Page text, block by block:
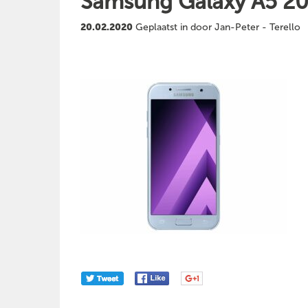
20.02.2020 Geplaatst in door Jan-Peter - Terello